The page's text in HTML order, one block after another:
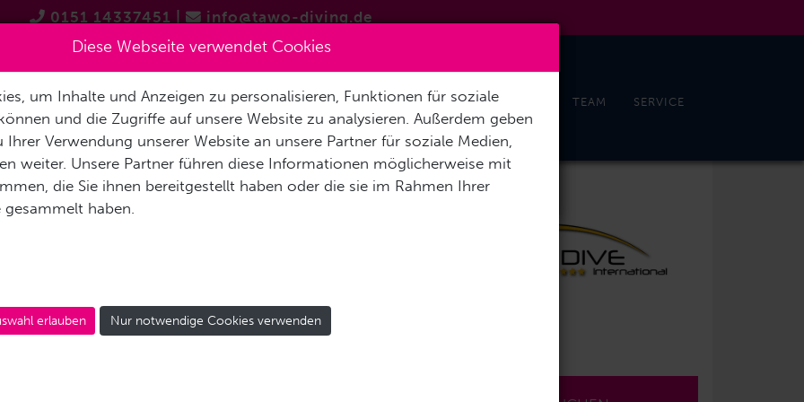
0151 14337451 info@tawo-diving.de
PRODUKTVORSTELLUNGEN TAUCHTOUREN SCHNORCHELN & FREEDIVING TEAM SERVICE
Rückreisedatum
Reise-Daten übernehmen
Diese Webseite verwendet Cookies
um Inhalte und Anzeigen zu personalisieren, Funktionen für soziale
und die Zugriffe auf unsere Website zu analysieren. Außerdem geben
Verwendung unserer Website an unsere Partner für soziale Medien,
weiter. Unsere Partner führen diese Informationen möglicherweise mit
die Sie ihnen bereitgestellt haben oder die sie im Rahmen Ihrer
haben.
erlauben Nur notwendige Cookies verwenden